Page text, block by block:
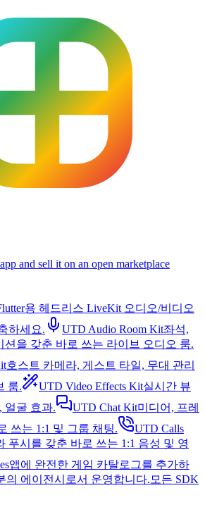
and sell it on an open marketplace
용 헤드리스 LiveKit 오디오/비디오
하세요.
UTD Audio Room Kit좌석,
션을 갖춘 바로 쓰는 라이브 오디오 룸.
호스트 카메라, 게스트 타일, 무대 관리
룸.
UTD Video Effects Kit실시간 뷰
얼굴 효과.
UTD Chat Kit미디어, 프레
쓰는 1:1 및 그룹 채팅.
UTD Calls
푸시를 갖춘 바로 쓰는 1:1 음성 및 영
앱에 완전한 게임 카탈로그를 추가하
에이전시로서 운영합니다. 모든 SDK